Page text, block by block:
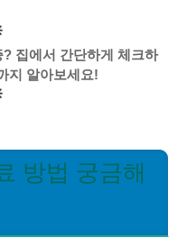
집에서 간단하게 체크하
지 알아보세요!
방법 궁금해